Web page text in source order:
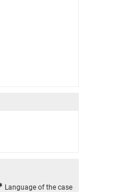
Language of the case